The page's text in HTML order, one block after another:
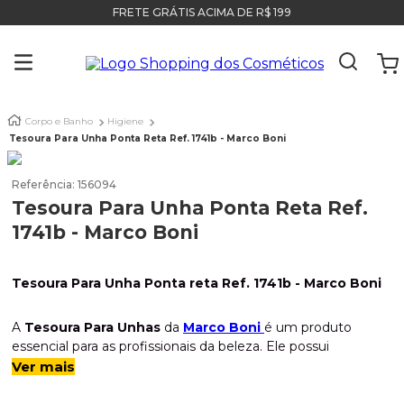
FRETE GRÁTIS ACIMA DE R$ 199
Corpo e Banho
Higiene
Tesoura Para Unha Ponta Reta Ref. 1741b - Marco Boni
Referência: 156094
Tesoura Para Unha Ponta Reta Ref.
1741b - Marco Boni
Tesoura Para Unha Ponta reta Ref. 1741b - Marco Boni
A Tesoura Para Unhas da Marco Boni é um produto
essencial para as profissionais da beleza. Ele possui
um material resistente e de alta qualidade em aço
Ver mais